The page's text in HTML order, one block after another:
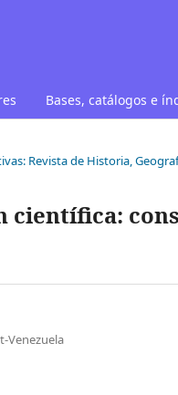
Bases, catálogos e
Revista de Historia,
científica:
Venezuela